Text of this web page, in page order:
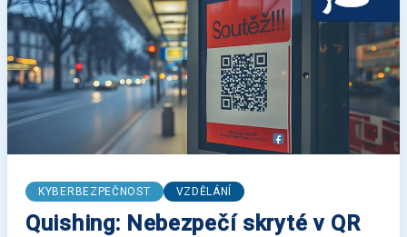
KYBERBEZPEČNOST VZDĚLÁNÍ
Quishing: Nebezpečí skryté v QR